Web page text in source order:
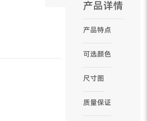
产品详情
产品特点
可选颜色
尺寸图
质量保证